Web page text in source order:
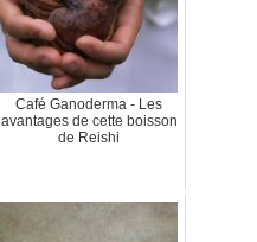
Café Ganoderma - Les
avantages de cette boisson
de Reishi